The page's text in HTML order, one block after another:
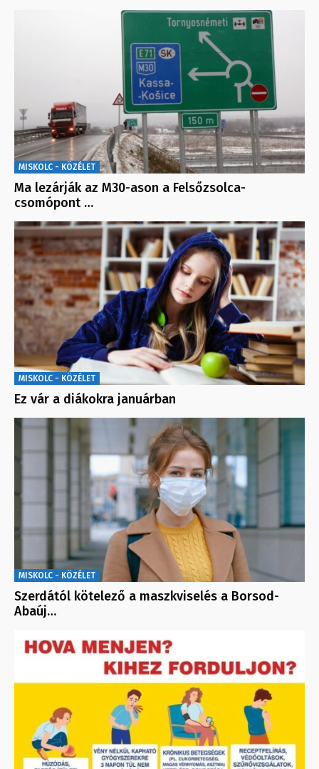
MISKOLC - KÖZÉLET
Ma lezárják az M30-ason a Felsőzsolca-
csomópont …
MISKOLC - KÖZÉLET
Ez vár a diákokra januárban
MISKOLC - KÖZÉLET
Szerdától kötelező a maszkviselés a Borsod-
Abaúj…